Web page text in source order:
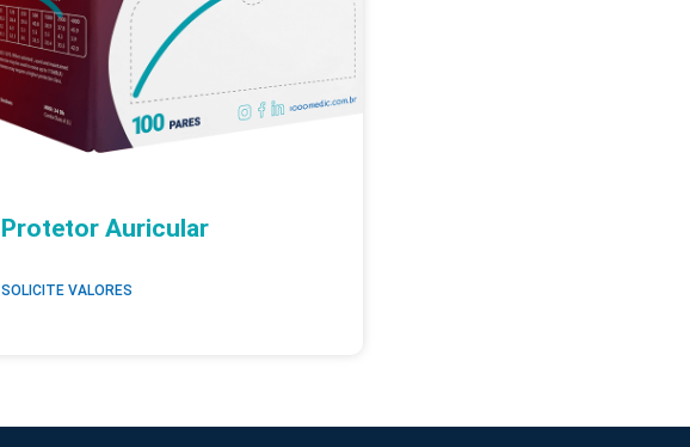
Protetor Auricular
SOLICITE VALORES